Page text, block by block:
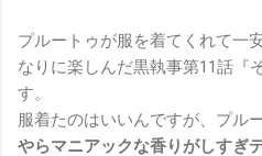
プルートゥが服を着てくれて一
なりに楽しんだ黒執事第11話『
す。
服着たのはいいんですが、プル
やらマニアックな香りがしすぎ